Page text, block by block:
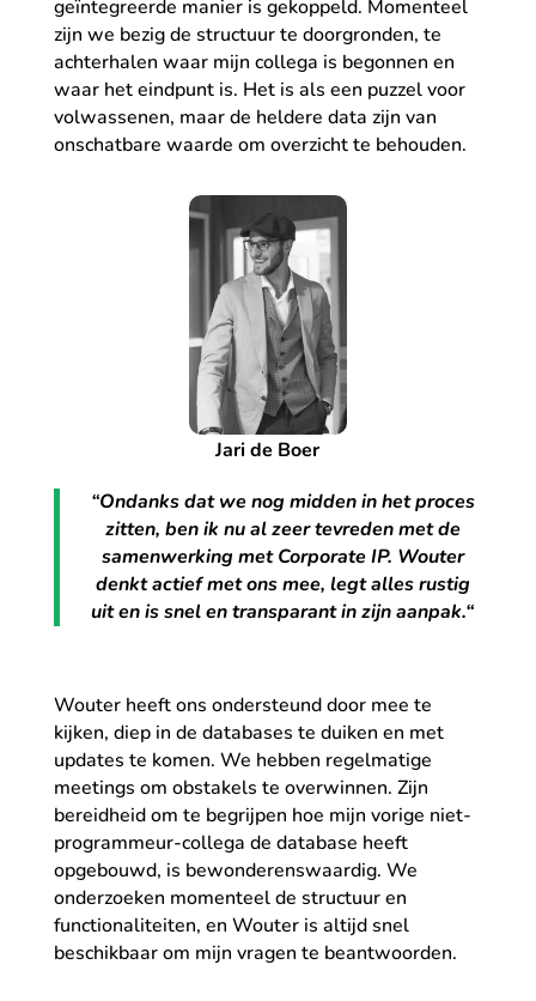
geïntegreerde manier is gekoppeld. Momenteel
zijn we bezig de structuur te doorgronden, te
achterhalen waar mijn collega is begonnen en
waar het eindpunt is. Het is als een puzzel voor
volwassenen, maar de heldere data zijn van
onschatbare waarde om overzicht te behouden.
Jari de Boer
“Ondanks dat we nog midden in het proces
zitten, ben ik nu al zeer tevreden met de
samenwerking met Corporate IP. Wouter
denkt actief met ons mee, legt alles rustig
uit en is snel en transparant in zijn aanpak.“
Wouter heeft ons ondersteund door mee te
kijken, diep in de databases te duiken en met
updates te komen. We hebben regelmatige
meetings om obstakels te overwinnen. Zijn
bereidheid om te begrijpen hoe mijn vorige niet-
programmeur-collega de database heeft
opgebouwd, is bewonderenswaardig. We
onderzoeken momenteel de structuur en
functionaliteiten, en Wouter is altijd snel
beschikbaar om mijn vragen te beantwoorden.